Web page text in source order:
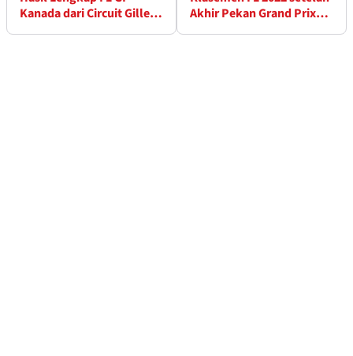
Kanada dari Circuit Gilles
Akhir Pekan Grand Prix